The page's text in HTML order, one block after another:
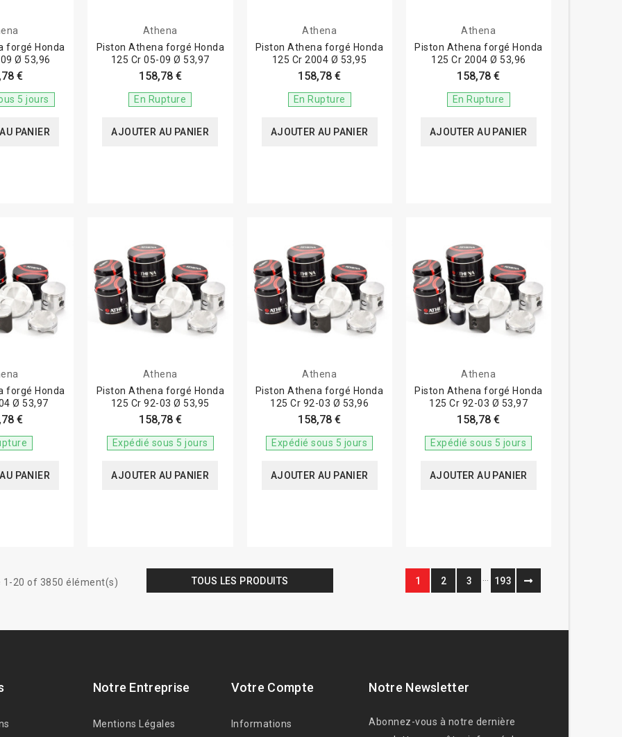
forgé Honda
Ø 53,96
€
5 jours
PANIER
Athena
Piston Athena forgé Honda
125 Cr 05-09 Ø 53,97
158,78 €
En Rupture
AJOUTER AU PANIER
Athena
Piston Athena forgé Honda
125 Cr 2004 Ø 53,95
158,78 €
En Rupture
AJOUTER AU PANIER
Athena
Piston Athena forgé Honda
125 Cr 2004 Ø 53,96
158,78 €
En Rupture
AJOUTER AU PANIER
forgé Honda
Ø 53,97
€
PANIER
Athena
Piston Athena forgé Honda
125 Cr 92-03 Ø 53,95
158,78 €
Expédié sous 5 jours
AJOUTER AU PANIER
Athena
Piston Athena forgé Honda
125 Cr 92-03 Ø 53,96
158,78 €
Expédié sous 5 jours
AJOUTER AU PANIER
Athena
Piston Athena forgé Honda
125 Cr 92-03 Ø 53,97
158,78 €
Expédié sous 5 jours
AJOUTER AU PANIER
20 of 3850 élément(s) TOUS LES PRODUITS 1 2 3 … 193
Notre Entreprise
Mentions Légales
Votre Compte
Informations
Notre Newsletter
Abonnez-vous à notre dernière